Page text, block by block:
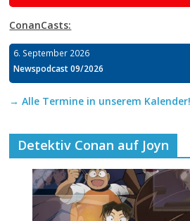
ConanCasts:
6. September 2026
Newspodcast 09/2026
→ Alle Termine in unserem Kalender!
Detektiv Conan auf Joyn